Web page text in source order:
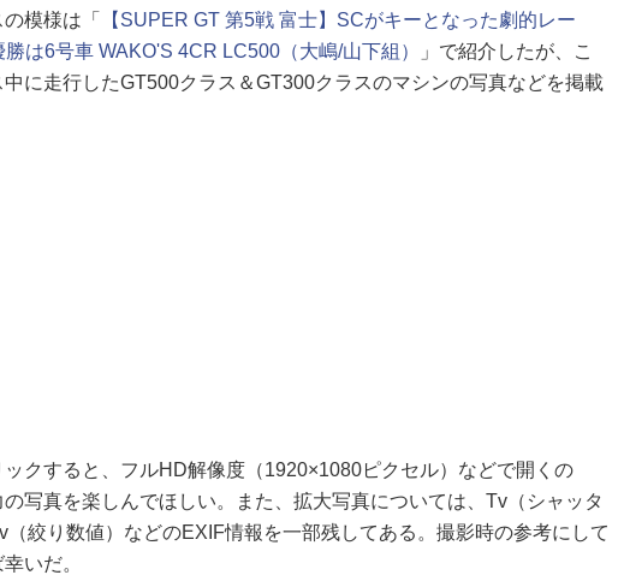
模様は「
【SUPER GT 第5戦 富士】SCがキーとなった劇的レー
は6号車 WAKO'S 4CR LC500（大嶋/山下組）
」で紹介したが、こ
中に走行したGT500クラス＆GT300クラスのマシンの写真などを掲載
クすると、フルHD解像度（1920×1080ピクセル）などで開くの
写真を楽しんでほしい。また、拡大写真については、Tv（シャッタ
（絞り数値）などのEXIF情報を一部残してある。撮影時の参考にして
いだ。